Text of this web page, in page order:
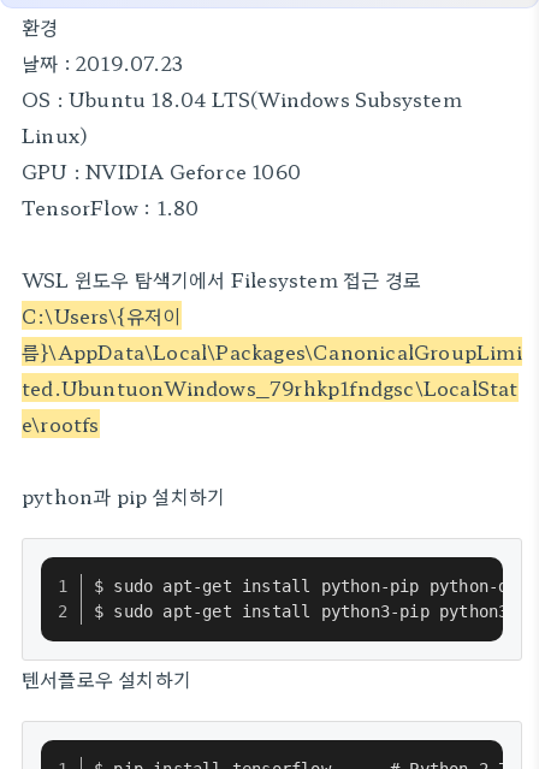
환경
날짜 : 2019.07.23
OS : Ubuntu 18.04 LTS(Windows Subsystem
Linux)
GPU : NVIDIA Geforce 1060
TensorFlow : 1.80
WSL 윈도우 탐색기에서 Filesystem 접근 경로
C:\Users\{유저이
름}\AppData\Local\Packages\CanonicalGroupLimi
ted.UbuntuonWindows_79rhkp1fndgsc\LocalStat
e\rootfs
python과 pip 설치하기
$ sudo apt-get install python-pip python-
$ sudo apt-get install python3-pip python3-
텐서플로우 설치하기